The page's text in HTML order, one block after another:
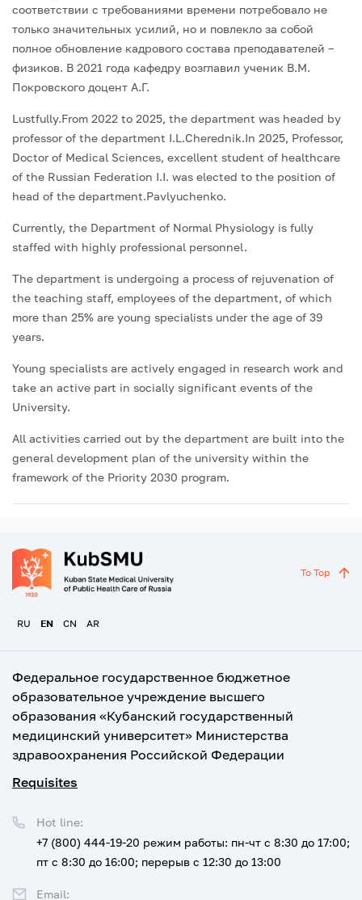
соответствии с требованиями времени потребовало не
только значительных усилий, но и повлекло за собой
полное обновление кадрового состава преподавателей –
физиков. В 2021 года кафедру возглавил ученик В.М.
Покровского доцент А.Г.
Lustfully.From 2022 to 2025, the department was headed by
professor of the department I.L.Cherednik.In 2025, Professor,
Doctor of Medical Sciences, excellent student of healthcare
of the Russian Federation I.I. was elected to the position of
head of the department.Pavlyuchenko.
Currently, the Department of Normal Physiology is fully
staffed with highly professional personnel.
The department is undergoing a process of rejuvenation of
the teaching staff, employees of the department, of which
more than 25% are young specialists under the age of 39
years.
Young specialists are actively engaged in research work and
take an active part in socially significant events of the
University.
All activities carried out by the department are built into the
general development plan of the university within the
framework of the Priority 2030 program.
RU EN CN AR
To Top
Федеральное государственное бюджетное
образовательное учреждение высшего
образования «Кубанский государственный
медицинский университет» Министерства
здравоохранения Российской Федерации
Requisites
Hot line:
+7 (800) 444-19-20 режим работы: пн-чт с 8:30 до 17:00;
пт с 8:30 до 16:00; перерыв с 12:30 до 13:00
Email: